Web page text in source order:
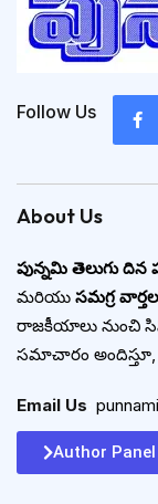
Follow Us
About Us
పున్నమి తెలుగు దిన
మరియు సమగ్ర
రాజకీయాలు నుంచి
సమాచారం
Email Us
Author Panel